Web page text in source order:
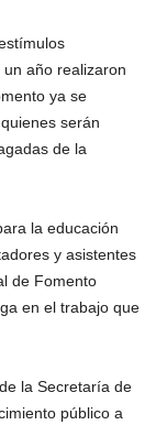
año realizaron
ya se
serán
de la
la educación
y asistentes
de Fomento
en el trabajo que
la Secretaría de
público a